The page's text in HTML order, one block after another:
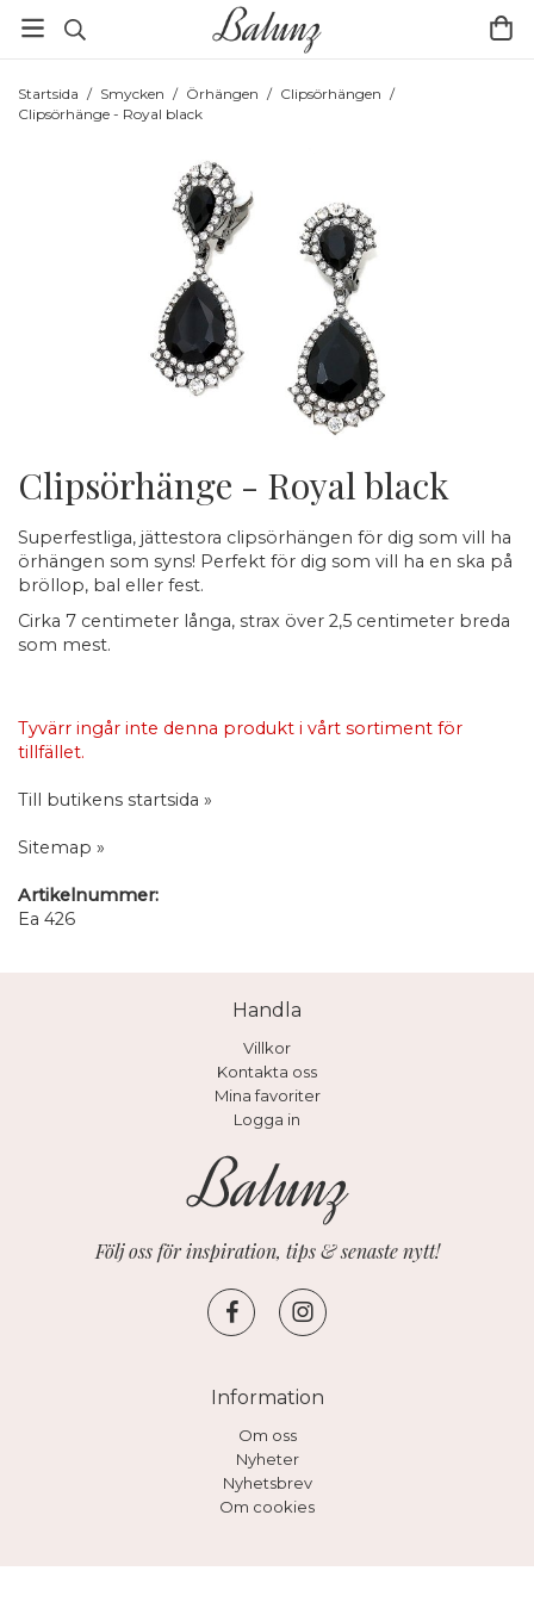
Startsida / Smycken / Örhängen / Clipsörhängen /
Clipsörhänge - Royal black
Clipsörhänge - Royal black
Superfestliga, jättestora clipsörhängen för dig som vill ha
örhängen som syns! Perfekt för dig som vill ha en ska på
bröllop, bal eller fest.
Cirka 7 centimeter långa, strax över 2,5 centimeter breda
som mest.
Tyvärr ingår inte denna produkt i vårt sortiment för
tillfället.
Till butikens startsida »
Sitemap »
Artikelnummer:
Ea 426
Handla
Villkor
Kontakta oss
Mina favoriter
Logga in
Följ oss för inspiration, tips & senaste nytt!
Information
Om oss
Nyheter
Nyhetsbrev
Om cookies